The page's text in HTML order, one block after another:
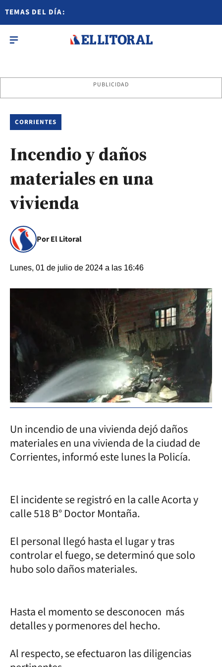
TEMAS DEL DÍA:
PUBLICIDAD
CORRIENTES
Incendio y daños
materiales en una
vivienda
Por El Litoral
Lunes, 01 de julio de 2024 a las 16:46
Un incendio de una vivienda dejó daños
materiales en una vivienda de la ciudad de
Corrientes, informó este lunes la Policía.
El incidente se registró en la calle Acorta y
calle 518 B° Doctor Montaña.
El personal llegó hasta el lugar y tras
controlar el fuego, se determinó que solo
hubo solo daños materiales.
Hasta el momento se desconocen más
detalles y pormenores del hecho.
Al respecto, se efectuaron las diligencias